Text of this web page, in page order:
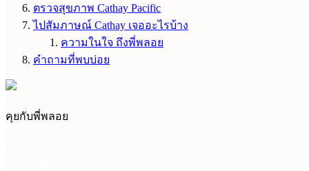
ตรวจสุขภาพ Cathay Pacific
ไปสัมภาษณ์ Cathay เจออะไรบ้าง
ความในใจ ถึงพี่พลอย
คำถามที่พบบ่อย
คุยกับพี่พลอย